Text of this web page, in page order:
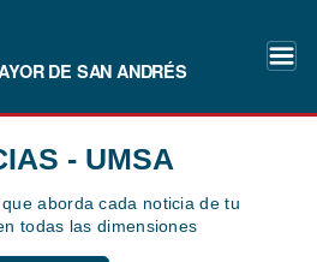
DE SAN ANDRÉS
- UMSA
aborda cada noticia de tu
todas las dimensiones